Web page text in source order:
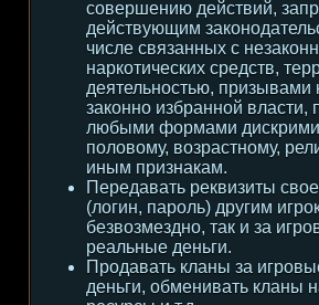
совершению действий,
действующим
числе связанных с
наркотических средств,
деятельностью, призывами
законно избранной власти,
любыми формами
половому, возрастному,
иным признакам.
Передавать реквизиты
(логин, пароль) другим
безвозмездно, так и за
реальные деньги.
Продавать кланы за
деньги, обменивать кланы